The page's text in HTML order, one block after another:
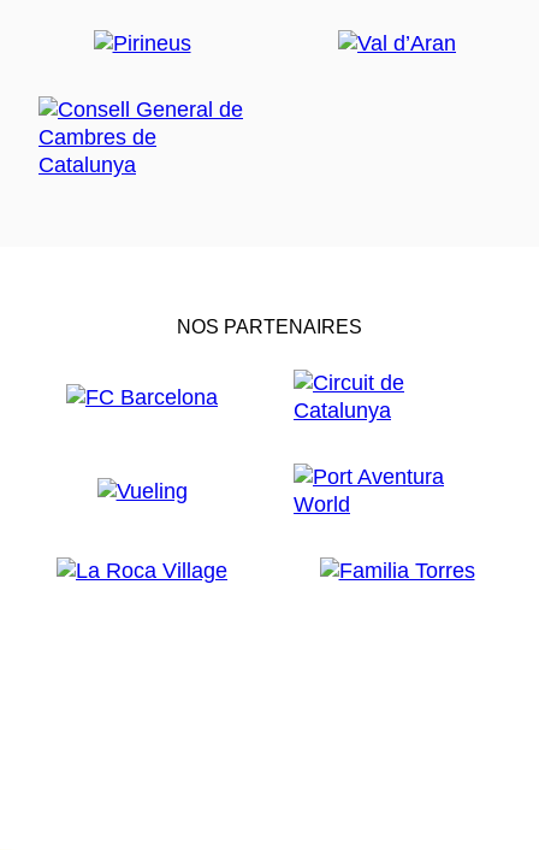
NOS PARTENAIRES